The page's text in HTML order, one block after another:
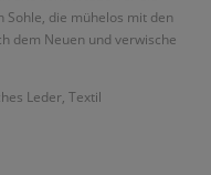
Sohle, die mühelos mit den
dem Neuen und verwische
Leder, Textil